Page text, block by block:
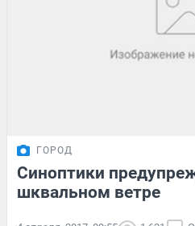
ГОРОД
Синоптики
шквальном ветре